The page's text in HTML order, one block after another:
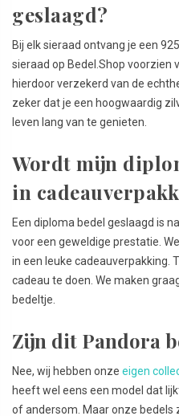
geslaagd?
Bij elk sieraad ontvang je een
sieraad op Bedel.Shop voorzien
hierdoor verzekerd van de
zeker dat je een hoogwaardig
leven lang van te genieten.
Wordt mijn
in
Een diploma bedel geslaagd is
voor een geweldige prestatie.
in een leuke cadeauverpakking.
cadeau te doen. We maken
bedeltje.
Zijn dit Pandora
Nee, wij hebben onze eigen
heeft wel eens een model dat
of andersom. Maar onze bedels